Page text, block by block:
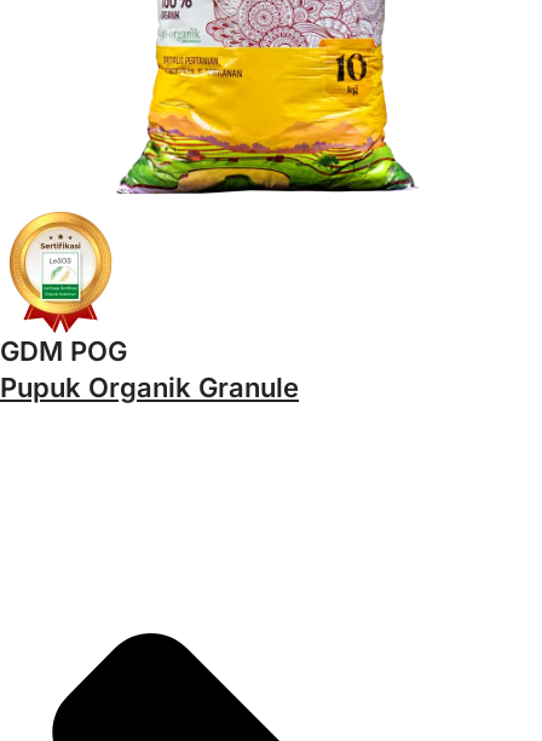
GDM POG
Pupuk Organik Granule